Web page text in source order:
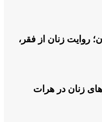
روایت زنان از فقر،
زنان در هرات